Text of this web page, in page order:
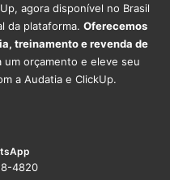
agora disponível no Brasil
da plataforma. Oferecemos
treinamento e revenda de
um orçamento e eleve seu
a Audatia e ClickUp.
4820